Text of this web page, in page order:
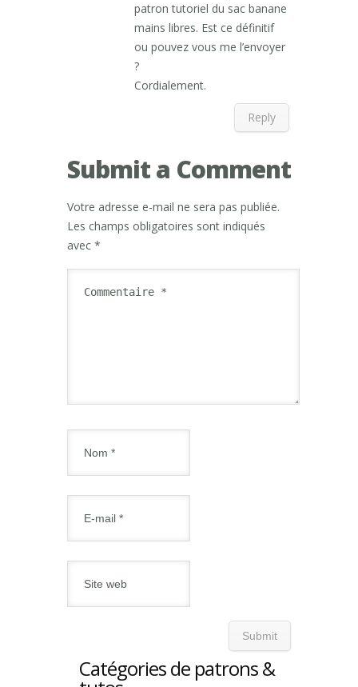
patron tutoriel du sac banane
mains libres. Est ce définitif
ou pouvez vous me l’envoyer
?
Cordialement.
Reply
Submit a Comment
Votre adresse e-mail ne sera pas publiée.
Les champs obligatoires sont indiqués
avec *
Catégories de patrons &